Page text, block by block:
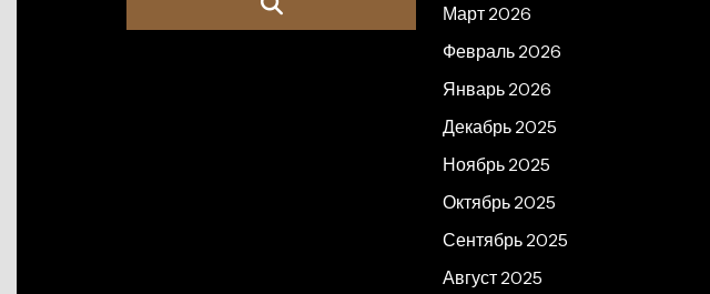
Март 2026
Февраль 2026
Январь 2026
Декабрь 2025
Ноябрь 2025
Октябрь 2025
Сентябрь 2025
Август 2025